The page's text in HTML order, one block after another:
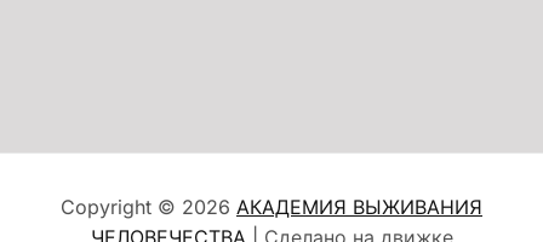
Copyright © 2026 АКАДЕМИЯ ВЫЖИВАНИЯ
ЧЕЛОВЕЧЕСТВА | Сделано на движке